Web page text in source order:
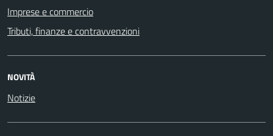
Imprese e commercio
Tributi, finanze e contravvenzioni
NOVITÀ
Notizie